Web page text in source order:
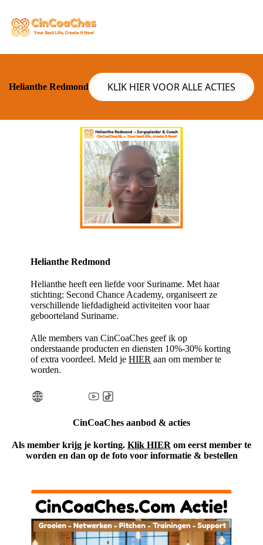
Helianthe Redmond KLIK HIER VOOR ALLE ACTIES
Helianthe Redmond
Helianthe heeft een liefde voor Suriname. Met haar
stichting: Second Chance Academy, organiseert ze
verschillende liefdadigheid activiteiten voor haar
geboorteland Suriname.
Alle members van CinCoaChes geef ik op
onderstaande producten en diensten 10%-30% korting
of extra voordeel. Meld jeHIER aan om member te
worden.
CinCoaChes aanbod & acties
Als member krijg je korting. Klik HIER om eerst member te
worden en dan op de foto voor informatie & bestellen